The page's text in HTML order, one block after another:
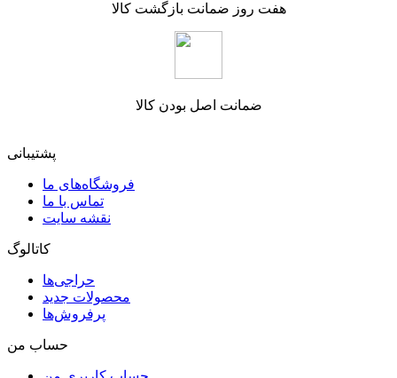
هفت روز ضمانت بازگشت کالا
ضمانت اصل بودن کالا
پشتیبانی
فروشگاه‌های ما
تماس با ما
نقشه سایت
کاتالوگ
حراجی‌ها
محصولات جدید
پرفروش‌ها
حساب من